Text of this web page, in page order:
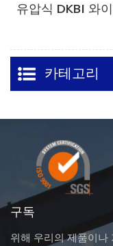
유압식 DKBI 와
카테고리
구독
위해 우리의 제품이나